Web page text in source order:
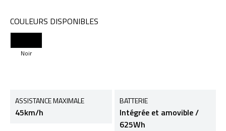
COULEURS DISPONIBLES
Noir
ASSISTANCE MAXIMALE
45km/h
BATTERIE
Intégrée et amovible /
625Wh